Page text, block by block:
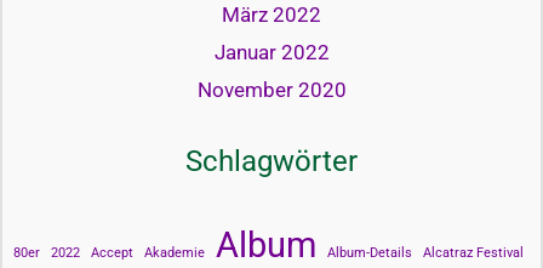
März 2022
Januar 2022
November 2020
Schlagwörter
80er 2022 Accept Akademie Album Album-Details Alcatraz Festival